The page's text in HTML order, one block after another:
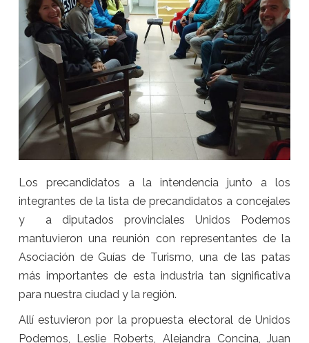
Los precandidatos a la intendencia junto a los
integrantes de la lista de precandidatos a concejales
y a diputados provinciales Unidos Podemos
mantuvieron una reunión con representantes de la
Asociación de Guías de Turismo, una de las patas
más importantes de esta industria tan significativa
para nuestra ciudad y la región.
Allí estuvieron por la propuesta electoral de Unidos
Podemos, Leslie Roberts, Alejandra Concina, Juan